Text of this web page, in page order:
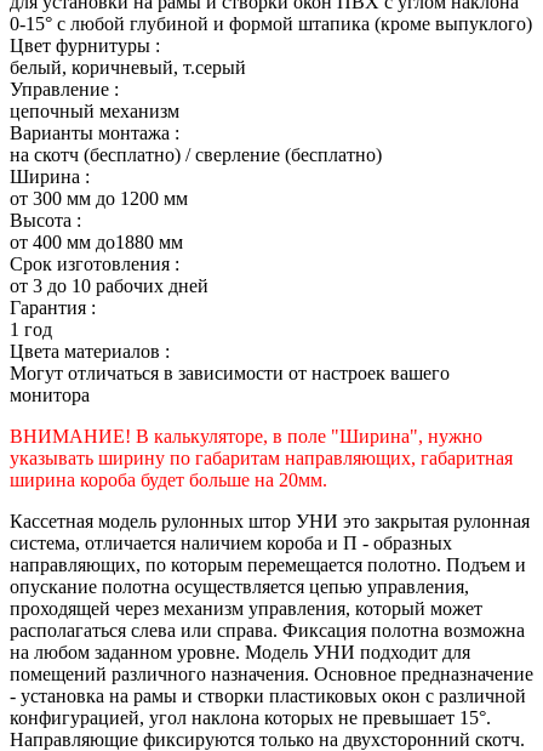
0-15° с любой глубиной и формой штапика (кроме выпуклого)
Цвет фурнитуры :
белый, коричневый, т.серый
Управление :
цепочный механизм
Варианты монтажа :
на скотч (бесплатно) / сверление (бесплатно)
Ширина :
от 300 мм до 1200 мм
Высота :
от 400 мм до1880 мм
Срок изготовления :
от 3 до 10 рабочих дней
Гарантия :
1 год
Цвета материалов :
Могут отличаться в зависимости от настроек вашего
монитора
ВНИМАНИЕ! В калькуляторе, в поле "Ширина", нужно
указывать ширину по габаритам направляющих, габаритная
ширина короба будет больше на 20мм.
Кассетная модель рулонных штор УНИ это закрытая рулонная
система, отличается наличием короба и П - образных
направляющих, по которым перемещается полотно. Подъем и
опускание полотна осуществляется цепью управления,
проходящей через механизм управления, который может
располагаться слева или справа. Фиксация полотна возможна
на любом заданном уровне. Модель УНИ подходит для
помещений различного назначения. Основное предназначение
- установка на рамы и створки пластиковых окон с различной
конфигурацией, угол наклона которых не превышает 15°.
Направляющие фиксируются только на двухсторонний скотч.